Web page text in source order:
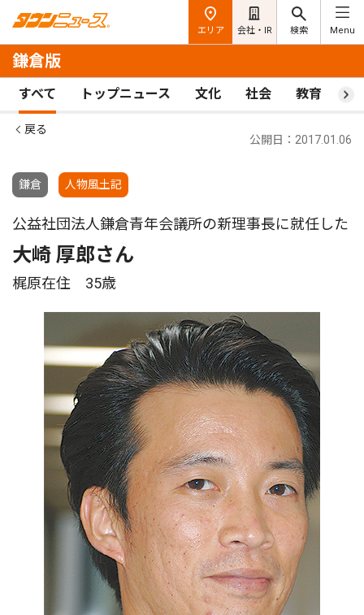
エリア 会社・IR 検索 Menu
鎌倉版
すべて トップニュース 文化 社会 教育 ス
戻る
鎌倉 人物風土記
公開日：2017.01.06
公益社団法人鎌倉青年会議所の新理事長に就任した
大崎 厚郎さん
梶原在住 35歳